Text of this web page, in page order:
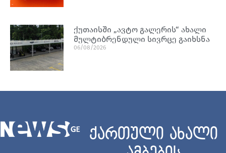
ქუთაისში „ავტო გალერის“ ახალი
მულტიბრენდული სივრცე გაიხსნა
06/08/2026
ქართული ახალი